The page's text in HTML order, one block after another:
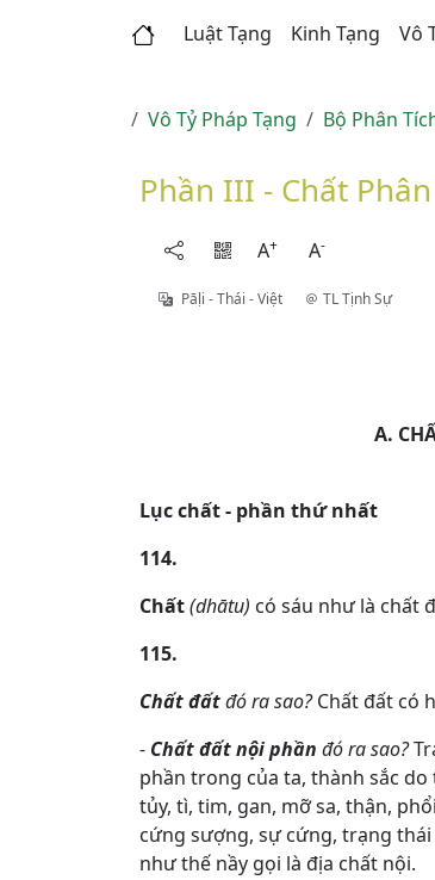
Luật Tạng Kinh Tạng Vô
Vô Tỷ Pháp Tạng Bộ Phân
Phần III - Chất
A+ A-
Pāḷi - Thái - Việt TL Tịnh Sự
A.
Lục chất - phần thứ nhất
114.
Chất(dhātu) có sáu như là chất
115.
Chất đấtđó ra sao?Chất đất có
- Chất đất nội phần đó ra sao?
phần trong của ta, thành sắc
tủy, tì, tim, gan, mỡ sa, thận,
cứng sượng, sự cứng, trạng
như thế nầy gọi là địa chất nội.